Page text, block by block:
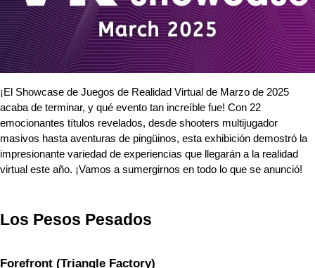
¡El Showcase de Juegos de Realidad Virtual de Marzo de 2025
acaba de terminar, y qué evento tan increíble fue! Con 22
emocionantes títulos revelados, desde shooters multijugador
masivos hasta aventuras de pingüinos, esta exhibición demostró la
impresionante variedad de experiencias que llegarán a la realidad
virtual este año. ¡Vamos a sumergirnos en todo lo que se anunció!
Los Pesos Pesados
Forefront (Triangle Factory)